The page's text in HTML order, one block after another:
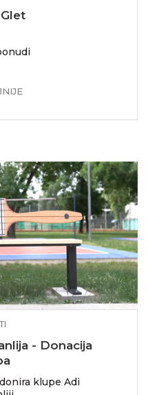
- Donacija
klupe Adi